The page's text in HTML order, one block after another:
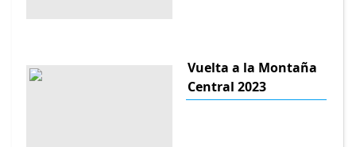
Vuelta a la Montaña
Central 2023